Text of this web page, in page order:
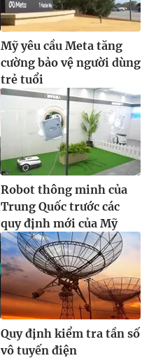
Mỹ yêu cầu Meta tăng
cường bảo vệ người dùng
trẻ tuổi
Robot thông minh của
Trung Quốc trước các
quy định mới của Mỹ
Quy định kiểm tra tần số
vô tuyến điện